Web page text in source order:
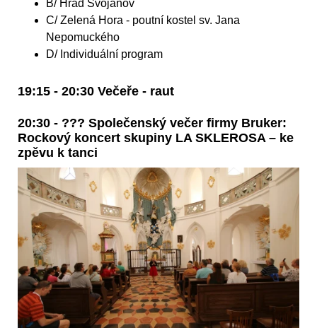
B/ Hrad Svojanov
C/ Zelená Hora - poutní kostel sv. Jana
Nepomuckého
D/ Individuální program
19:15 - 20:30 Večeře - raut
20:30 - ??? Společenský večer firmy Bruker:
Rockový koncert skupiny LA SKLEROSA – ke
zpěvu k tanci